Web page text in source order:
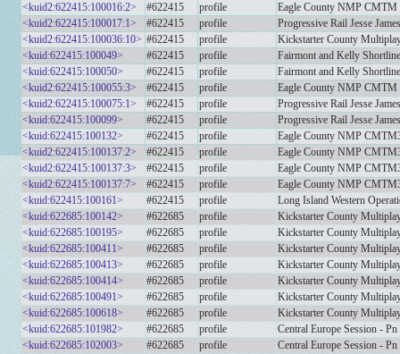
<kuid2:622415:100016:2>
#622415 profile
Eagle County NMP CMTM
<kuid2:622415:100017:1>
#622415 profile
Progressive Rail Jesse
<kuid2:622415:100036:10> #622415 profile
Kickstarter County
<kuid:622415:100049>
#622415 profile
Fairmont and Kelly
<kuid:622415:100050>
#622415 profile
Fairmont and Kelly
<kuid2:622415:100055:3>
#622415 profile
Eagle County NMP CMTM
<kuid2:622415:100075:1>
#622415 profile
Progressive Rail Jesse
<kuid:622415:100099>
#622415 profile
Progressive Rail Jesse
<kuid:622415:100132>
#622415 profile
Eagle County NMP
<kuid2:622415:100137:2>
#622415 profile
Eagle County NMP
<kuid2:622415:100137:3>
#622415 profile
Eagle County NMP
<kuid2:622415:100137:7>
#622415 profile
Eagle County NMP
<kuid:622415:100161>
#622415 profile
Long Island Western
<kuid:622685:100142>
#622685 profile
Kickstarter County
<kuid:622685:100195>
#622685 profile
Kickstarter County
<kuid:622685:100411>
#622685 profile
Kickstarter County
<kuid:622685:100413>
#622685 profile
Kickstarter County
<kuid:622685:100414>
#622685 profile
Kickstarter County
<kuid:622685:100491>
#622685 profile
Kickstarter County
<kuid:622685:100618>
#622685 profile
Kickstarter County
<kuid:622685:101982>
#622685 profile
Central Europe Session -
<kuid:622685:102003>
#622685 profile
Central Europe Session -